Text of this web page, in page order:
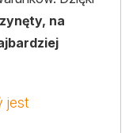
na
jest